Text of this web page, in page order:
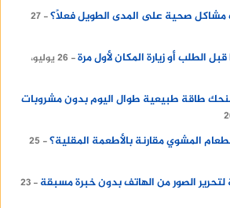
مشاكل صحية على المدى الطويل فعلًا؟ 27
الطلب أو زيارة المكان لأول مرة
26 يوليو،
طاقة طبيعية طوال اليوم بدون مشروبات
المشوي مقارنة بالأطعمة المقلية؟
25
الصور من الهاتف بدون خبرة مسبقة
23